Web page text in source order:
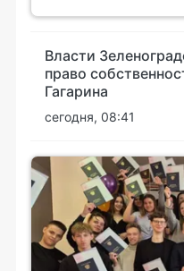
Власти
право
Гагарина
сегодня, 08:41